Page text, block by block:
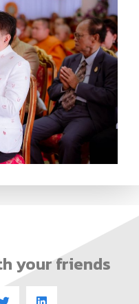
your friends